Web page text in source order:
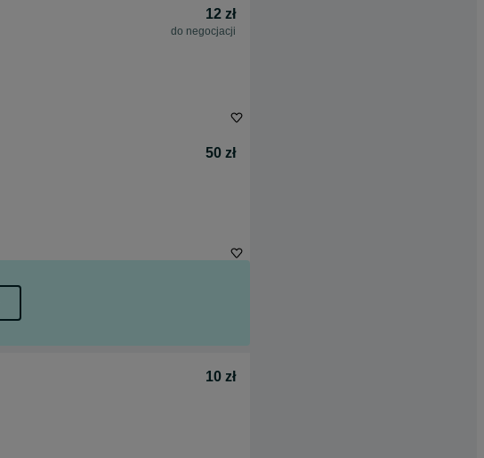
12 zł
do negocjacji
50 zł
10 zł